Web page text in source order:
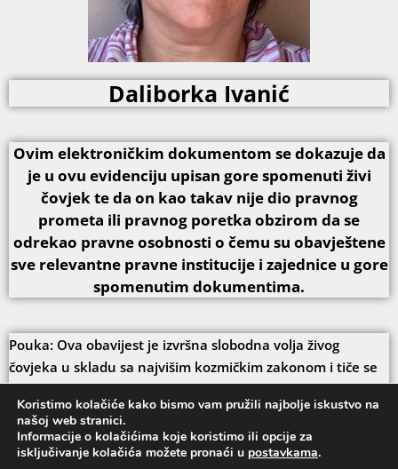
Daliborka Ivanić
Ovim elektroničkim dokumentom se dokazuje da
je u ovu evidenciju upisan gore spomenuti živi
čovjek te da on kao takav nije dio pravnog
prometa ili pravnog poretka obzirom da se
odrekao pravne osobnosti o čemu su obavještene
sve relevantne pravne institucije i zajednice u gore
spomenutim dokumentima.
Pouka: Ova obavijest je izvršna slobodna volja živog
čovjeka u skladu sa najvišim kozmičkim zakonom i tiče se
njega isključivo te protiv nje ne može biti upućen prigovor.
Djelovanje protiv slobodne volje živog čovjeka aktivira
kozmičke zakone uzroka i posljedice te će svatko tko ne
poštuje slobodnu volju prema kozmičkom zakonu morati
Koristimo kolačiće kako bismo vam pružili najbolje iskustvo na
našoj web stranici.
Informacije o kolačićima koje koristimo ili opcije za
isključivanje kolačića možete pronaći u postavkama.